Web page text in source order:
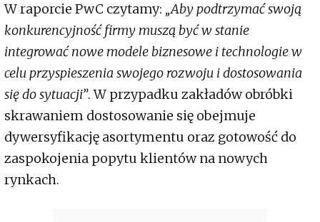
W raporcie PwC czytamy: „Aby podtrzymać swoją
konkurencyjność firmy muszą być w stanie
integrować nowe modele biznesowe i technologie w
celu przyspieszenia swojego rozwoju i dostosowania
się do sytuacji”. W przypadku zakładów obróbki
skrawaniem dostosowanie się obejmuje
dywersyfikację asortymentu oraz gotowość do
zaspokojenia popytu klientów na nowych
rynkach.